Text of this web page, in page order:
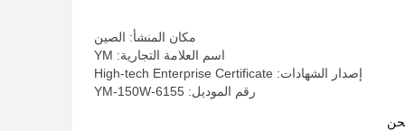
مكان المنشأ: الصين
اسم العلامة التجارية: YM
إصدار الشهادات: High-tech Enterprise Certificate
رقم الموديل: YM-150W-6155